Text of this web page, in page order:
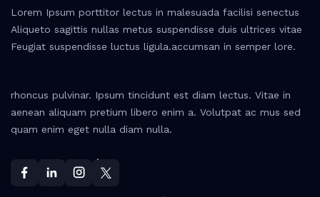
Lorem Ipsum porttitor lectus in malesuada facilisi senectus
Aliqueto sagittis nullas metus suspendisse duis ultrices vitae
Feugiat suspendisse luctus ligula.accumsan in semper lore.
rhoncus pulvinar. Ipsum tincidunt est diam lectus. Vitae in
aenean aliquam pretium libero enim a. Volutpat ac mus sed
quam enim eget nulla diam nulla.